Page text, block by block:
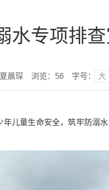
水专项排
晨琛 浏览： 56 字号： 大
儿童生命安全，筑牢防溺